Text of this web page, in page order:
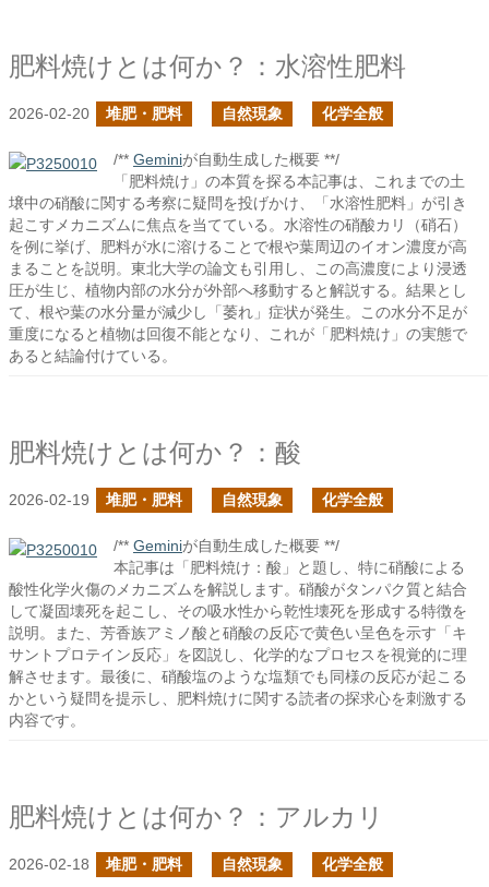
肥料焼けとは何か？：水溶性肥料
2026-02-20 堆肥・肥料 自然現象 化学全般
/** Geminiが自動生成した概要 **/
「肥料焼け」の本質を探る本記事は、これまでの土
壌中の硝酸に関する考察に疑問を投げかけ、「水溶性肥料」が引き
起こすメカニズムに焦点を当てている。水溶性の硝酸カリ（硝石）
を例に挙げ、肥料が水に溶けることで根や葉周辺のイオン濃度が高
まることを説明。東北大学の論文も引用し、この高濃度により浸透
圧が生じ、植物内部の水分が外部へ移動すると解説する。結果とし
て、根や葉の水分量が減少し「萎れ」症状が発生。この水分不足が
重度になると植物は回復不能となり、これが「肥料焼け」の実態で
あると結論付けている。
肥料焼けとは何か？：酸
2026-02-19 堆肥・肥料 自然現象 化学全般
/** Geminiが自動生成した概要 **/
本記事は「肥料焼け：酸」と題し、特に硝酸による
酸性化学火傷のメカニズムを解説します。硝酸がタンパク質と結合
して凝固壊死を起こし、その吸水性から乾性壊死を形成する特徴を
説明。また、芳香族アミノ酸と硝酸の反応で黄色い呈色を示す「キ
サントプロテイン反応」を図説し、化学的なプロセスを視覚的に理
解させます。最後に、硝酸塩のような塩類でも同様の反応が起こる
かという疑問を提示し、肥料焼けに関する読者の探求心を刺激する
内容です。
肥料焼けとは何か？：アルカリ
2026-02-18 堆肥・肥料 自然現象 化学全般